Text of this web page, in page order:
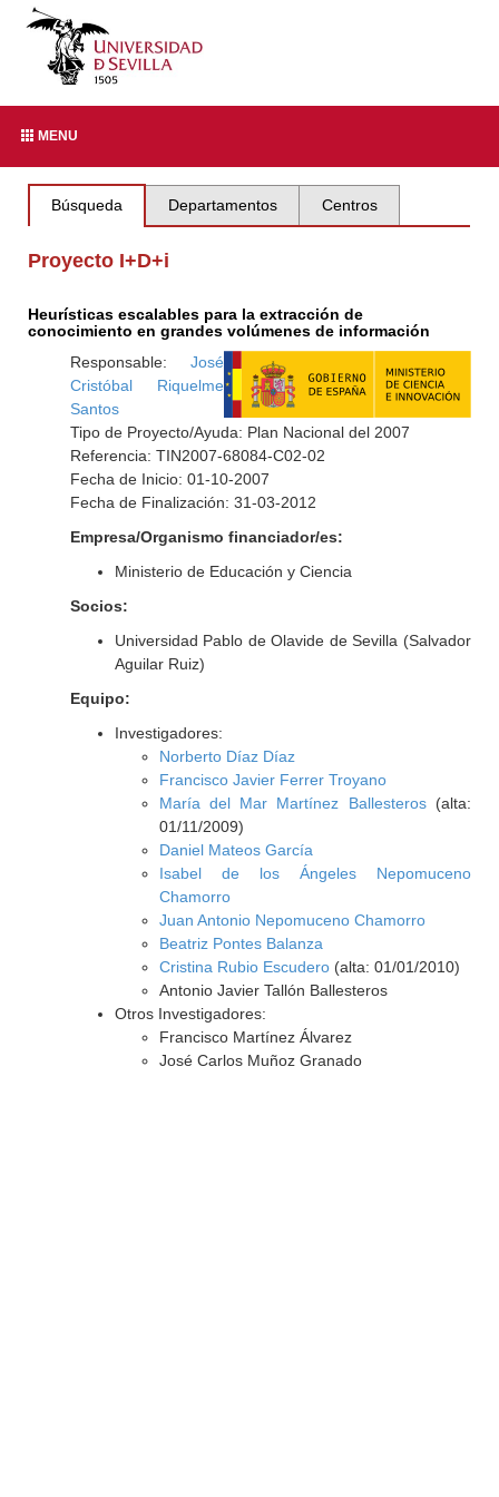
MENU
Búsqueda Departamentos Centros
Proyecto I+D+i
Heurísticas escalables para la extracción de
conocimiento en grandes volúmenes de información
Responsable: José
Cristóbal Riquelme
Santos
Tipo de Proyecto/Ayuda: Plan Nacional del 2007
Referencia: TIN2007-68084-C02-02
Fecha de Inicio: 01-10-2007
Fecha de Finalización: 31-03-2012
Empresa/Organismo financiador/es:
Ministerio de Educación y Ciencia
Socios:
Universidad Pablo de Olavide de Sevilla (Salvador
Aguilar Ruiz)
Equipo:
Investigadores:
Norberto Díaz Díaz
Francisco Javier Ferrer Troyano
María del Mar Martínez Ballesteros(alta:
01/11/2009)
Daniel Mateos García
Isabel de los Ángeles Nepomuceno
Chamorro
Juan Antonio Nepomuceno Chamorro
Beatriz Pontes Balanza
Cristina Rubio Escudero(alta: 01/01/2010)
Antonio Javier Tallón Ballesteros
Otros Investigadores:
Francisco Martínez Álvarez
José Carlos Muñoz Granado